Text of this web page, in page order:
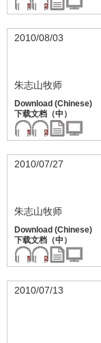
2010/08/03
朱志山牧师
2010/07/27
朱志山牧师
2010/07/13